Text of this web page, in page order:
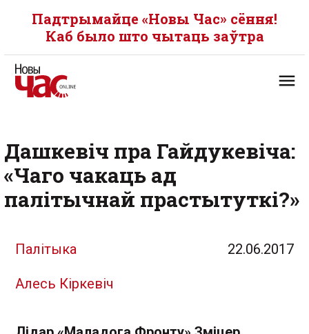
Падтрымайце «Новы Час» сёння!
Каб было што чытаць заўтра
Дашкевіч пра Гайдукевіча:
«Чаго чакаць ад
палітычнай прастытуткі?»
Палітыка 22.06.2017
Алесь Кіркевіч